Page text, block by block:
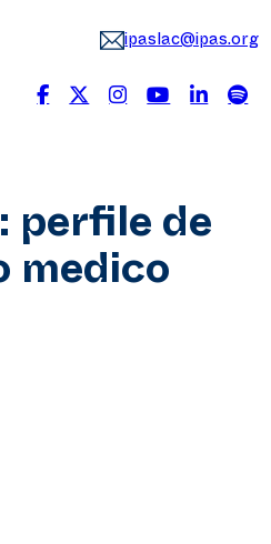
ipaslac@ipas.org
perfile de
medico